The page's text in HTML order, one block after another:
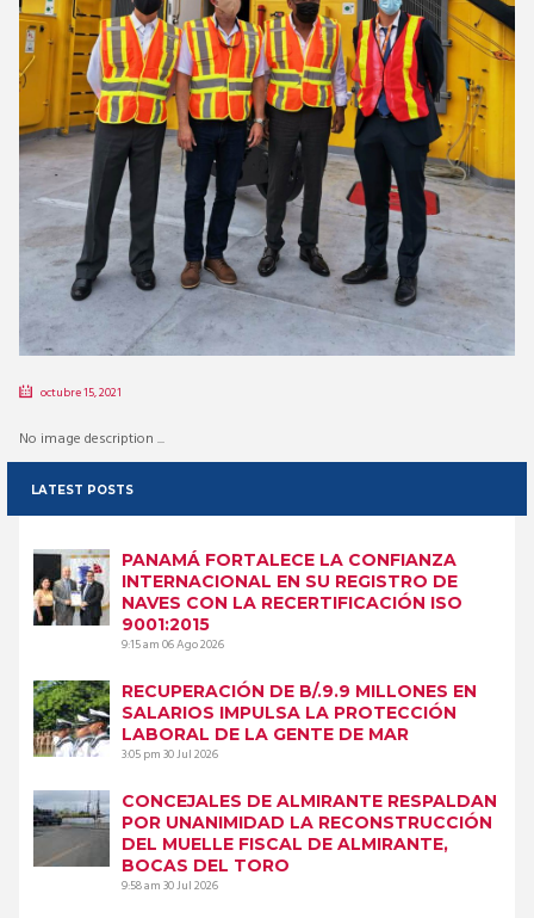
octubre 15, 2021
No image description ...
LATEST POSTS
PANAMÁ FORTALECE LA CONFIANZA
INTERNACIONAL EN SU REGISTRO DE
NAVES CON LA RECERTIFICACIÓN ISO
9001:2015
9:15 am06 Ago 2026
RECUPERACIÓN DE B/.9.9 MILLONES EN
SALARIOS IMPULSA LA PROTECCIÓN
LABORAL DE LA GENTE DE MAR
3:05 pm30 Jul 2026
CONCEJALES DE ALMIRANTE RESPALDAN
POR UNANIMIDAD LA RECONSTRUCCIÓN
DEL MUELLE FISCAL DE ALMIRANTE,
BOCAS DEL TORO
9:58 am30 Jul 2026